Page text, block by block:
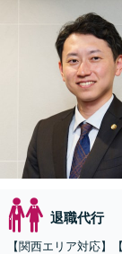
退職代行
【関西エリア対応】